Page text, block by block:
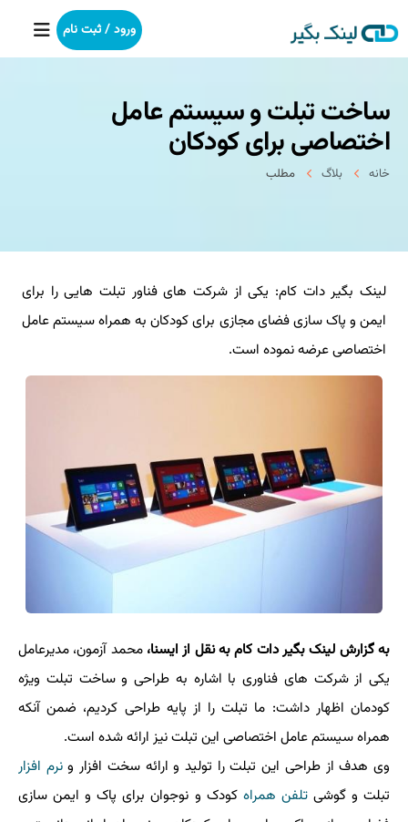
خانه
بکلینک
خدمات ما
درباره ما
آموزش
ورود / ثبت نام
ساخت تبلت و سیستم عامل
اختصاصی برای کودکان
خانه بلاگ مطلب
لینک بگیر دات کام: یکی از شرکت های فناور تبلت هایی را برای
ایمن و پاک سازی فضای مجازی برای کودکان به همراه سیستم عامل
اختصاصی عرضه نموده است.
به گزارش لینک بگیر دات کام به نقل از ایسنا،محمد آزمون، مدیرعامل
یکی از شرکت های فناوری با اشاره به طراحی و ساخت تبلت ویژه
کودمان اظهار داشت: ما تبلت را از پایه طراحی کردیم، ضمن آنکه
همراه سیستم ­عامل اختصاصی این تبلت نیز ارائه شده است.
وی هدف از طراحی این تبلت را تولید و ارائه سخت افزار ونرم افزار
تبلت و گوشیتلفن همراه کودک و نوجوان برای پاک و ایمن سازی